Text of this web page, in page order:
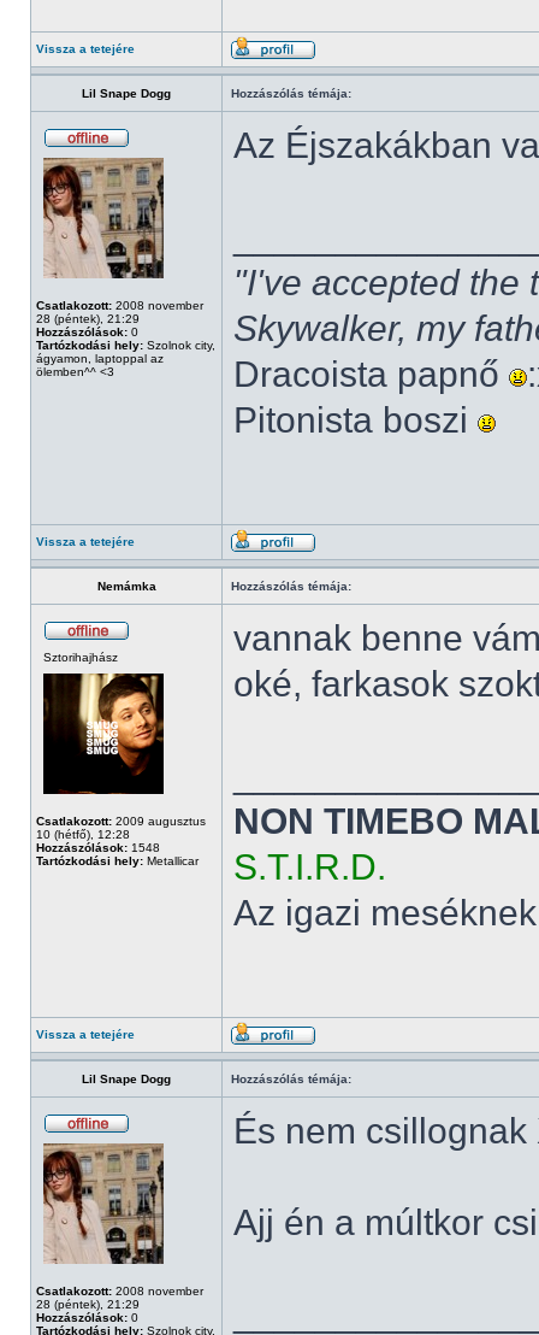
Vissza a tetejére
Lil Snape Dogg Hozzászólás témája:
Csatlakozott: 2008 november
28 (péntek), 21:29
Hozzászólások: 0
Tartózkodási hely: Szolnok city,
ágyamon, laptoppal az
ölemben^^ <3
Az Éjszakákban
"I've accepted the
Skywalker, my
Dracoista papnő
Pitonista boszi
Vissza a tetejére
Nemámka Hozzászólás témája:
Sztorihajhász
Csatlakozott: 2009 augusztus
10 (hétfő), 12:28
Hozzászólások: 1548
Tartózkodási hely: Metallicar
vannak benne
oké, farkasok
NON TIMEBO
S.T.I.R.D.
Az igazi
Vissza a tetejére
Lil Snape Dogg Hozzászólás témája:
Csatlakozott: 2008 november
28 (péntek), 21:29
Hozzászólások: 0
Tartózkodási hely: Szolnok city,
És nem csillognak
Ajj én a múltkor